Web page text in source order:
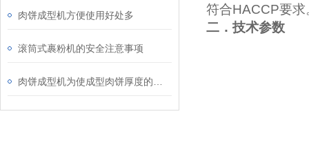
肉饼成型机方便使用好处多
滚筒式裹粉机的安全注意事项
符合HACCP要求
二．技术参数